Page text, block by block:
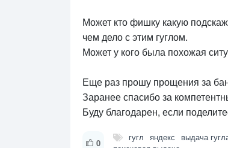
Может кто фишку какую
чем дело с этим гуглом.
Может у кого была похожая
Еще раз прошу прощения за
Заранее спасибо за
Буду благодарен, если
0 гугл яндекс выдача